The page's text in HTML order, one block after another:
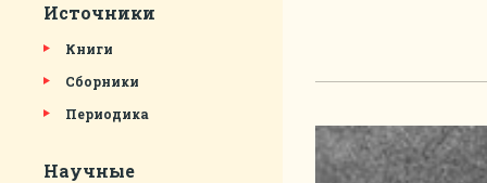
Источники
Книги
Сборники
Периодика
Научные